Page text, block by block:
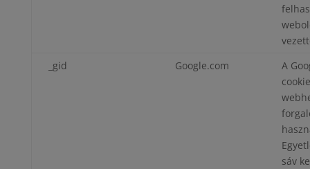
_gid
Google.com
A
sáv